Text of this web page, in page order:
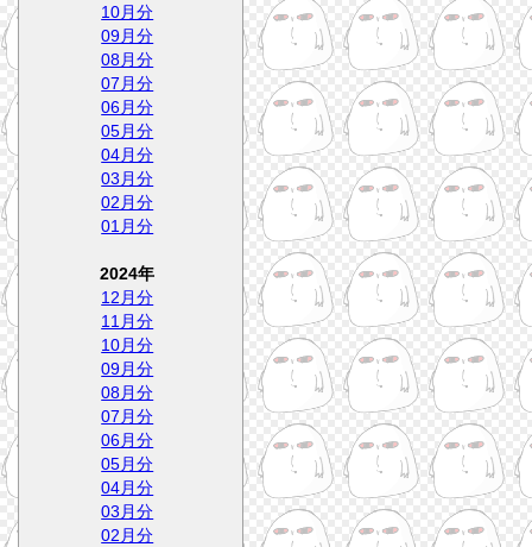
10月分
09月分
08月分
07月分
06月分
05月分
04月分
03月分
02月分
01月分
2024年
12月分
11月分
10月分
09月分
08月分
07月分
06月分
05月分
04月分
03月分
02月分